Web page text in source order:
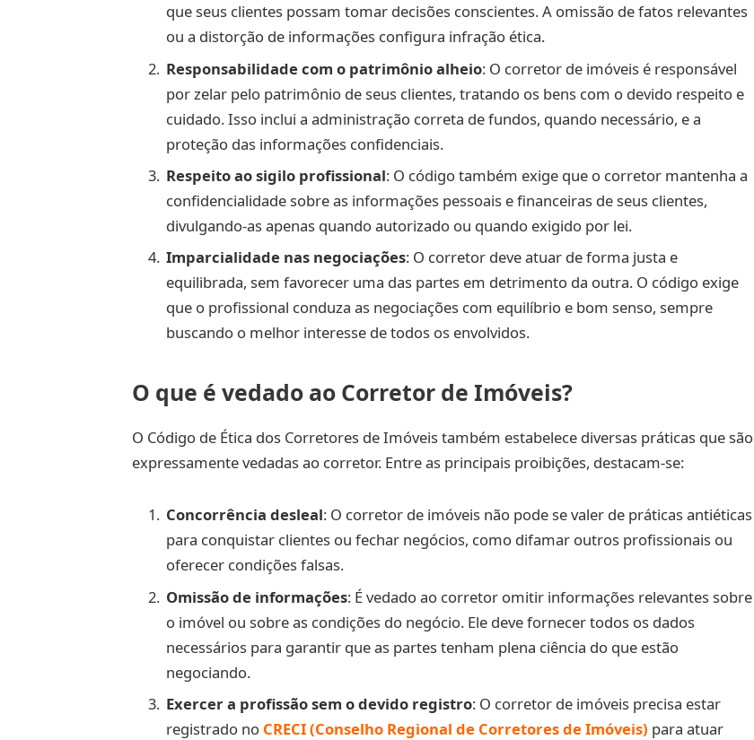
que seus clientes possam tomar decisões conscientes. A omissão de fatos relevantes
ou a distorção de informações configura infração ética.
Responsabilidade com o patrimônio alheio: O corretor de imóveis é responsável
por zelar pelo patrimônio de seus clientes, tratando os bens com o devido respeito e
cuidado. Isso inclui a administração correta de fundos, quando necessário, e a
proteção das informações confidenciais.
Respeito ao sigilo profissional: O código também exige que o corretor mantenha a
confidencialidade sobre as informações pessoais e financeiras de seus clientes,
divulgando-as apenas quando autorizado ou quando exigido por lei.
Imparcialidade nas negociações: O corretor deve atuar de forma justa e
equilibrada, sem favorecer uma das partes em detrimento da outra. O código exige
que o profissional conduza as negociações com equilíbrio e bom senso, sempre
buscando o melhor interesse de todos os envolvidos.
O que é vedado ao Corretor de Imóveis?
O Código de Ética dos Corretores de Imóveis também estabelece diversas práticas que são
expressamente vedadas ao corretor. Entre as principais proibições, destacam-se:
Concorrência desleal: O corretor de imóveis não pode se valer de práticas antiéticas
para conquistar clientes ou fechar negócios, como difamar outros profissionais ou
oferecer condições falsas.
Omissão de informações: É vedado ao corretor omitir informações relevantes sobre
o imóvel ou sobre as condições do negócio. Ele deve fornecer todos os dados
necessários para garantir que as partes tenham plena ciência do que estão
negociando.
Exercer a profissão sem o devido registro: O corretor de imóveis precisa estar
registrado no CRECI (Conselho Regional de Corretores de Imóveis) para atuar